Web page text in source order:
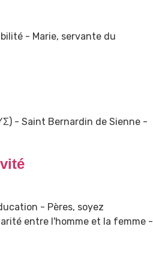
- Marie, servante du
- Saint Bernardin de Sienne -
- Pères, soyez
entre l'homme et la femme -